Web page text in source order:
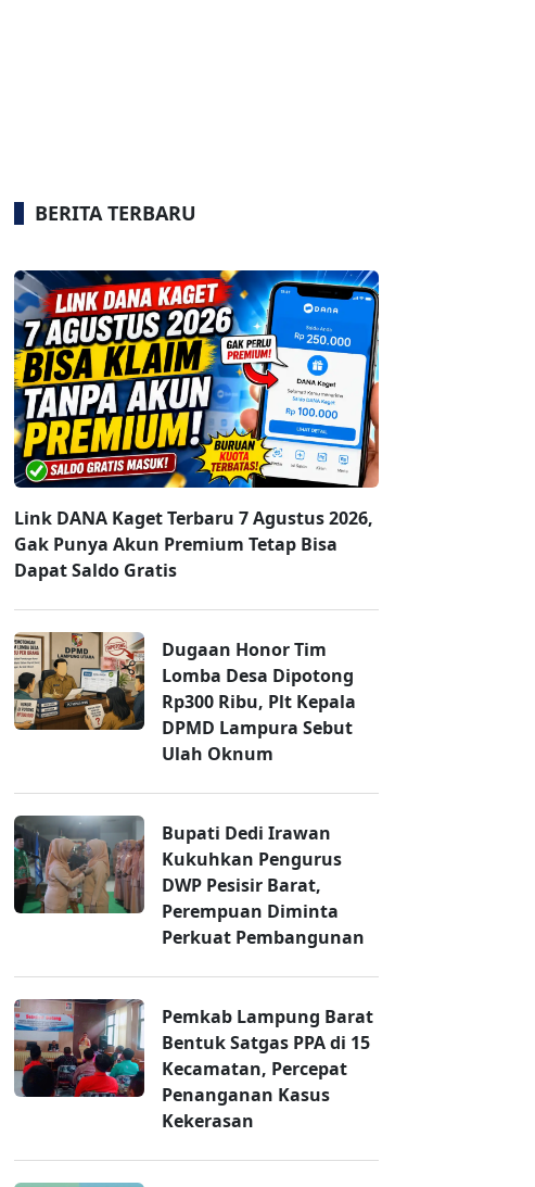
BERITA TERBARU
Link DANA Kaget Terbaru 7 Agustus 2026,
Gak Punya Akun Premium Tetap Bisa
Dapat Saldo Gratis
Dugaan Honor Tim
Lomba Desa Dipotong
Rp300 Ribu, Plt Kepala
DPMD Lampura Sebut
Ulah Oknum
Bupati Dedi Irawan
Kukuhkan Pengurus
DWP Pesisir Barat,
Perempuan Diminta
Perkuat Pembangunan
Pemkab Lampung Barat
Bentuk Satgas PPA di 15
Kecamatan, Percepat
Penanganan Kasus
Kekerasan